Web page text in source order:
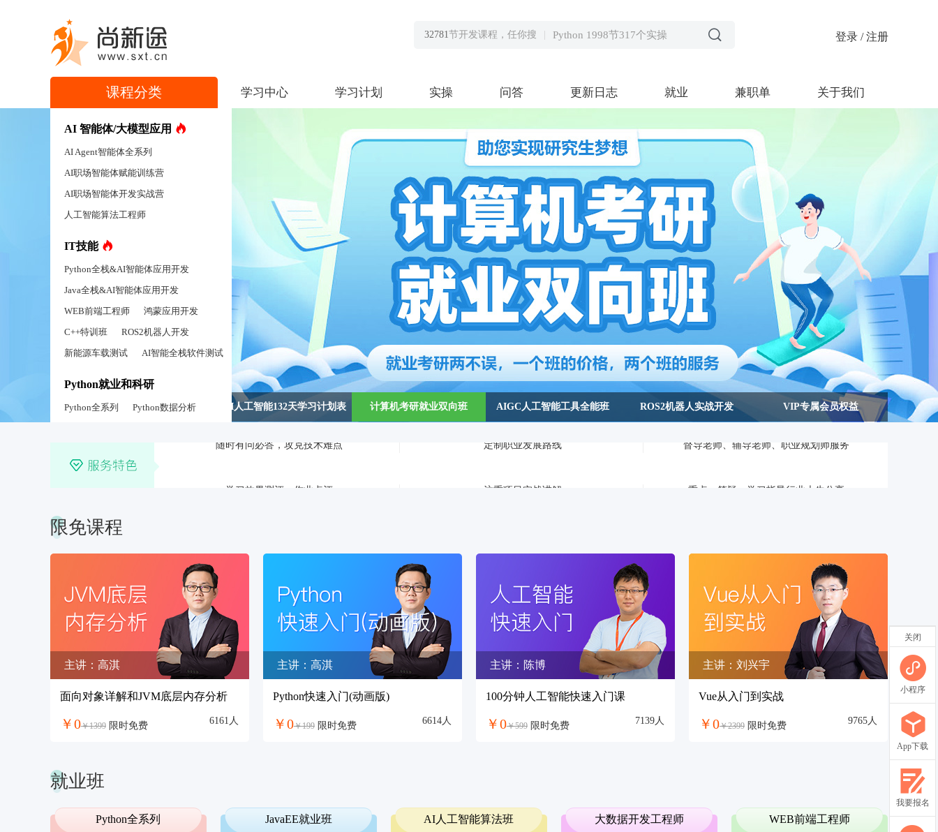
登录 / 注册
32781节开发课程，任你搜 Python 1998节317个实操
大数据1004节198个实操
P8架构1472节118个实操
微服务1825节142个实操
软件测试2364节170个实操
Java 3013节319个实操

课程分类 学习中心 学习计划 实操 问答 更新日志 就业 兼职单 关于我们
AI 智能体/大模型应用
AI Agent智能体全系列
AI职场智能体赋能训练营
AI职场智能体开发实战营
人工智能算法工程师
IT技能
Python全栈&AI智能体应用开发
Java全栈&AI智能体应用开发
WEB前端工程师
鸿蒙应用开发
C++特训班
ROS2机器人开发
新能源车载测试
AI智能全栈软件测试
Python就业和科研
Python全系列
Python数据分析
考研全系列
考研英语
万词考研英语
职场综合提升
国家软考认证
初级 中级 高级（待上线）
AI人工智能132天学习计划表 计算机考研就业双向班 AIGC人工智能工具全能班 ROS2机器人实战开发
VIP专属会员权益
学习效果测评，作业点评
注重项目实战讲解 重点、答疑、学习指导行业大牛分享
限免课程
主讲：高淇
面向对象详解和JVM底层内存分析
￥0￥1399限时免费 6161人
主讲：高淇
Python快速入门(动画版)
￥0￥199限时免费 6614人
主讲：陈博
100分钟人工智能快速入门课
￥0￥599限时免费 7139人
主讲：刘兴宇
Vue从入门到实战
￥0￥2399限时免费 9765人
就业班
Python全系列 JavaEE就业班 AI人工智能算法班 大数据开发工程师 WEB前端工程师
关闭
小程序
App下载
我要报名